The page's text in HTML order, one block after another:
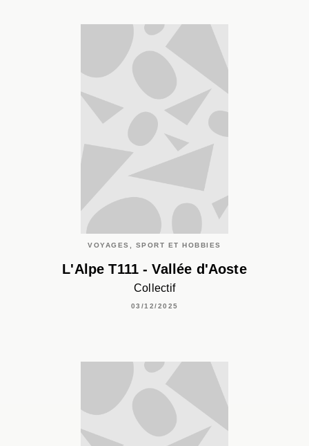
VOYAGES, SPORT ET HOBBIES
L'Alpe T111 - Vallée d'Aoste
Collectif
03/12/2025